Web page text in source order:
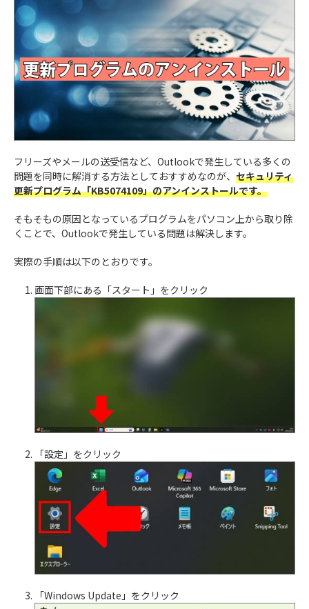
フリーズやメールの送受信など、Outlookで発生している多くの
問題を同時に解消する方法としておすすめなのが、 セキュリティ
更新プログラム「KB5074109」のアンインストールです。
そもそもの原因となっているプログラムをパソコン上から取り除
くことで、Outlookで発生している問題は解決します。
実際の手順は以下のとおりです。
画面下部にある「スタート」をクリック
「設定」をクリック
「Windows Update」をクリック